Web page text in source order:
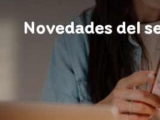
Novedades del